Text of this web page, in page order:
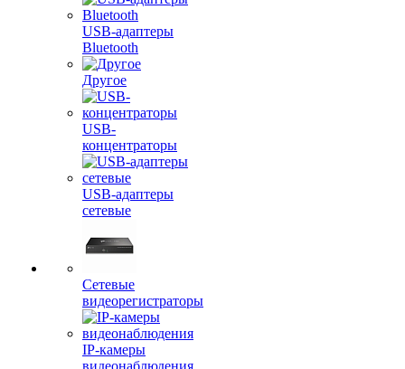
USB-адаптеры
Bluetooth
Другое
USB-
концентраторы
USB-адаптеры
сетевые
Сетевые
видеорегистраторы
IP-камеры
видеонаблюдения